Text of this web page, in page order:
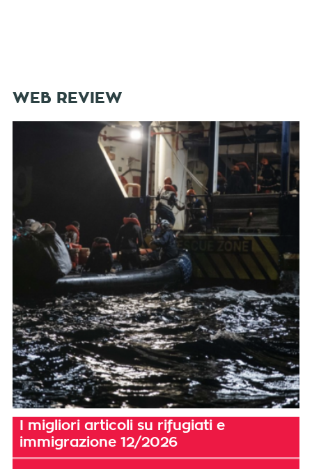
WEB REVIEW
I migliori articoli su rifugiati e
immigrazione 12/2026